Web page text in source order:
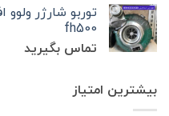
fh500
تماس بگیرید
بیشترین امتیاز